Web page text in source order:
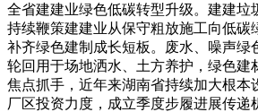
全省建建业绿色低碳转型升级。建建垃
持续鞭策建建业从保守粗放施工向低碳
补齐绿色建制成长短板。废水、噪声绿
轮回用于场地洒水、土方养护，绿色建
焦点抓手，近年来湖南省持续加大根本
厂区投资力度，成立季度步履进展传递